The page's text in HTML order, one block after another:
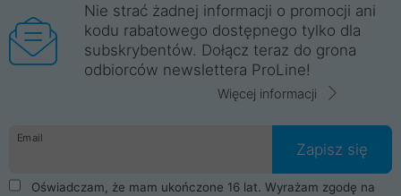
Nie strać żadnej informacji o promocji ani
kodu rabatowego dostępnego tylko dla
subskrybentów. Dołącz teraz do grona
odbiorców newslettera ProLine!
Więcej informacji
Email
Zapisz się
Oświadczam, że mam ukończone 16 lat. Wyrażam zgodę na